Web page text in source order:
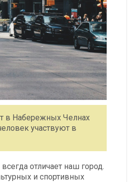
в Набережных Челнах
участвуют в
отличает наш город.
и спортивных